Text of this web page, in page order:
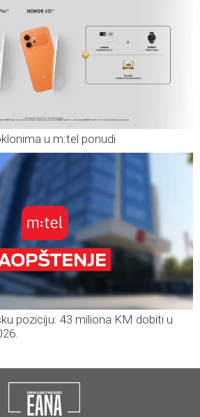
u m:tel ponudi
poziciju: 43 miliona KM dobiti u